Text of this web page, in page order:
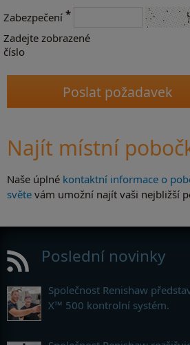
Zabezpečení *
Zadejte zobrazené
číslo
Najít místní
Naše úplné kontaktní informace o
světe vám umožní najít vaši nejbližší
Poslední novinky
Společnost Renishaw
X™ 500 kontrolní systém.